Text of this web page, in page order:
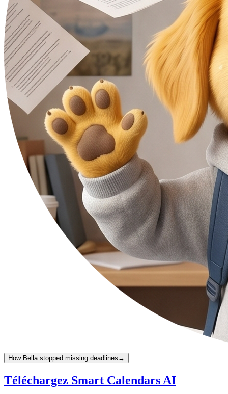
How Bella stopped missing deadlines →
Téléchargez Smart Calendars AI